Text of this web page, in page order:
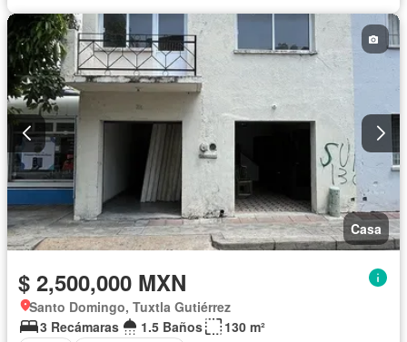
Casa
$ 2,500,000 MXN
Santo Domingo, Tuxtla Gutiérrez
3 Recámaras
1.5 Baños
130 m²